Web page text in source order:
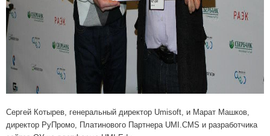
Сергей Котырев, генеральный директор Umisoft, и Марат Машков,
директор РуПромо, Платинового Партнера UMI.CMS и разработчика